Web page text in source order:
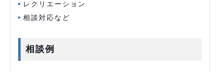
レクリエーション
相談対応など
相談例